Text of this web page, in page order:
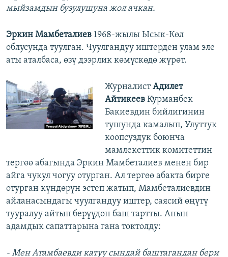
мыйзамдын бузулушуна жол ачкан.
Эркин Мамбеталиев 1968-жылы Ысык-Көл
облусунда туулган. Чуулгандуу иштерден улам эле
аты аталбаса, өзү дээрлик көмүскөдө жүрөт.
ЖурналистАдилет
Айтикеев Курманбек
Бакиевдин бийлигинин
тушунда камалып, Улуттук
коопсуздук боюнча
мамлекеттик комитеттин
тергөө абагында Эркин Мамбеталиев менен бир
айга чукул чогуу отурган. Ал тергөө абакта бирге
отурган күндөрүн эстеп жатып, Мамбеталиевдин
айланасындагы чуулгандуу иштер, саясий өңүтү
тууралуу айтып берүүдөн баш тартты. Анын
адамдык сапаттарына гана токтолду:
- Мен Атамбаевди катуу сындай баштагандан бери